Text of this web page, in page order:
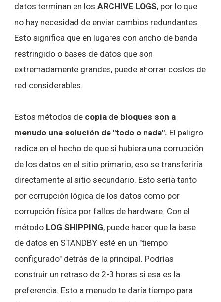
datos terminan en losARCHIVE LOGS, por lo que
no hay necesidad de enviar cambios redundantes.
Esto significa que en lugares con ancho de banda
restringido o bases de datos que son
extremadamente grandes, puede ahorrar costos de
red considerables.
Estos métodos de copia de bloques son a
menudo una solución de "todo o nada". El peligro
radica en el hecho de que si hubiera una corrupción
de los datos en el sitio primario, eso se transferiría
directamente al sitio secundario. Esto sería tanto
por corrupción lógica de los datos como por
corrupción física por fallos de hardware. Con el
método LOG SHIPPING, puede hacer que la base
de datos en STANDBY esté en un "tiempo
configurado" detrás de la principal. Podrías
construir un retraso de 2-3 horas si esa es la
preferencia. Esto a menudo te daría tiempo para